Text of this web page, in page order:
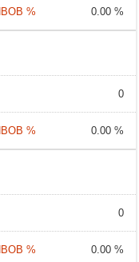
0.00 %
0
0.00 %
0
0.00 %